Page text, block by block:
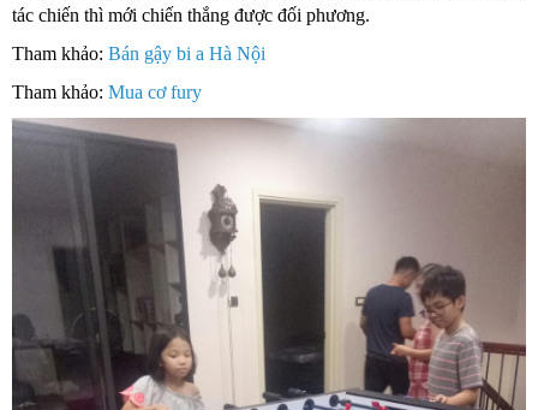
tác chiến thì mới chiến thắng được đối phương.
Tham khảo: Bán gậy bi a Hà Nội
Tham khảo: Mua cơ fury